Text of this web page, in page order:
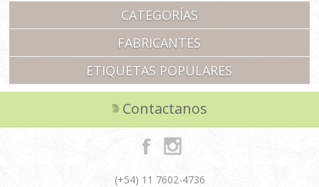
CATEGORÍAS
FABRICANTES
ETIQUETAS POPULARES
Contactanos
(+54) 11 7602-4736